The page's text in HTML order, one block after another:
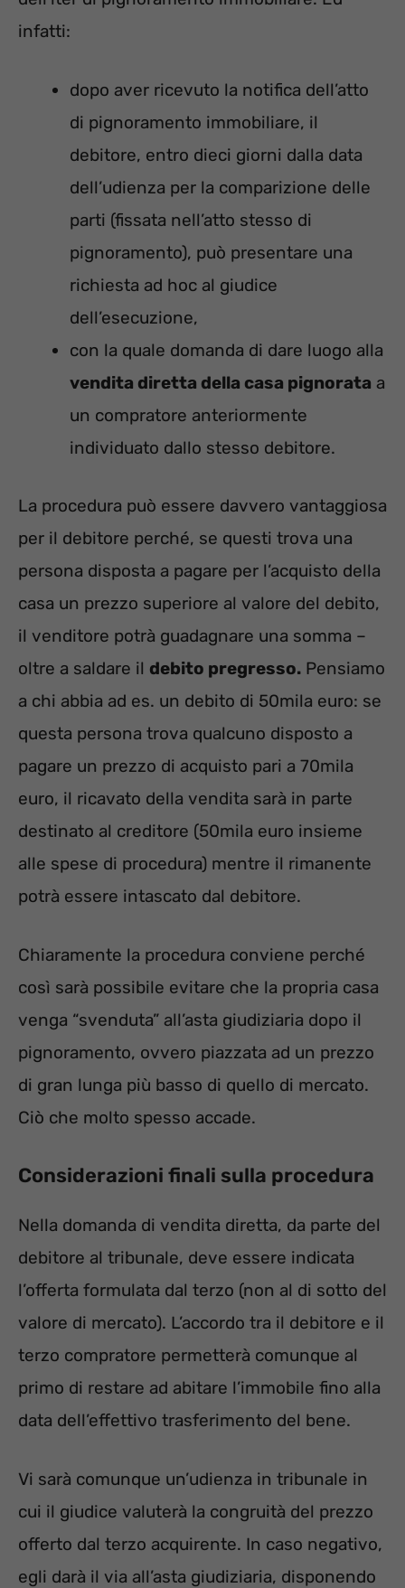
infatti:
dopo aver ricevuto la notifica dell’atto
di pignoramento immobiliare, il
debitore, entro dieci giorni dalla data
dell’udienza per la comparizione delle
parti (fissata nell’atto stesso di
pignoramento), può presentare una
richiesta ad hoc al giudice
dell’esecuzione,
con la quale domanda di dare luogo alla
vendita diretta della casa pignorata a
un compratore anteriormente
individuato dallo stesso debitore.
La procedura può essere davvero vantaggiosa
per il debitore perché, se questi trova una
persona disposta a pagare per l’acquisto della
casa un prezzo superiore al valore del debito,
il venditore potrà guadagnare una somma –
oltre a saldare il debito pregresso. Pensiamo
a chi abbia ad es. un debito di 50mila euro: se
questa persona trova qualcuno disposto a
pagare un prezzo di acquisto pari a 70mila
euro, il ricavato della vendita sarà in parte
destinato al creditore (50mila euro insieme
alle spese di procedura) mentre il rimanente
potrà essere intascato dal debitore.
Chiaramente la procedura conviene perché
così sarà possibile evitare che la propria casa
venga “svenduta” all’asta giudiziaria dopo il
pignoramento, ovvero piazzata ad un prezzo
di gran lunga più basso di quello di mercato.
Ciò che molto spesso accade.
Considerazioni finali sulla procedura
Nella domanda di vendita diretta, da parte del
debitore al tribunale, deve essere indicata
l’offerta formulata dal terzo (non al di sotto del
valore di mercato). L’accordo tra il debitore e il
terzo compratore permetterà comunque al
primo di restare ad abitare l’immobile fino alla
data dell’effettivo trasferimento del bene.
Vi sarà comunque un’udienza in tribunale in
cui il giudice valuterà la congruità del prezzo
offerto dal terzo acquirente. In caso negativo,
egli darà il via all’asta giudiziaria, disponendo